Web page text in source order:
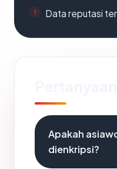
Data reputasi
Apakah
dienkripsi?